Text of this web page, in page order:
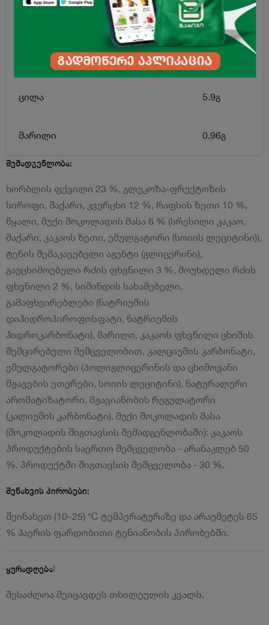
59გ
მ.შ შაქრები 32გ
ცილა 5.9გ
მარილი 0.96გ
შემადგენლობა:
ხორბლის ფქვილი 23 %, გლუკოზა-ფრუქტოზის
სიროფი, შაქარი, კვერცხი 12 %, რაფსის ზეთი 10 %,
წყალი, მუქი შოკოლადის მასა 6 % (სრესილი კაკაო,
შაქარი, კაკაოს ზეთი, ემულგატორი (სოიის ლეციტინი)),
ტენის შემაკავებელი აგენტი (გლიცერინი),
გაუცხიმოებული რძის ფხვნილი 3 %, მოუხდელი რძის
ფხვნილი 2 %, სიმინდის სახამებელი,
გამაფხვირებლები (ნატრიუმის
დიჰიდროპიროფოსფატი, ნატრიუმის
ჰიდროკარბონატი), მარილი, კაკაოს ფხვნილი ცხიმის
შემცირებული შემცველობით, კალციუმის კარბონატი,
ემულგატორები (პოლიგლიცერინის და ცხიმოვანი
მჟავების ეთერები, სოიის ლეციტინი), ნატურალური
არომატიზატორი, მჟავიანობის რეგულატორი
(კალიუმის კარბონატი). მუქი შოკოლადის მასა
(შოკოლადის შიგთავსის შემადგენლობაში): კაკაოს
პროდუქტების საერთო შემცველობა - არანაკლებ 50
%. პროდუქტში შიგთავსის შემცველობა - 30 %.
შენახვის პირობები:
შეინახეთ (10–25) °C ტემპერატურაზე და არაუმეტეს 65
% ჰაერის ფარდობითი ტენიანობის პირობებში.
ყურადღება!
შესაძლოა შეიცავდეს თხილეულის კვალს.